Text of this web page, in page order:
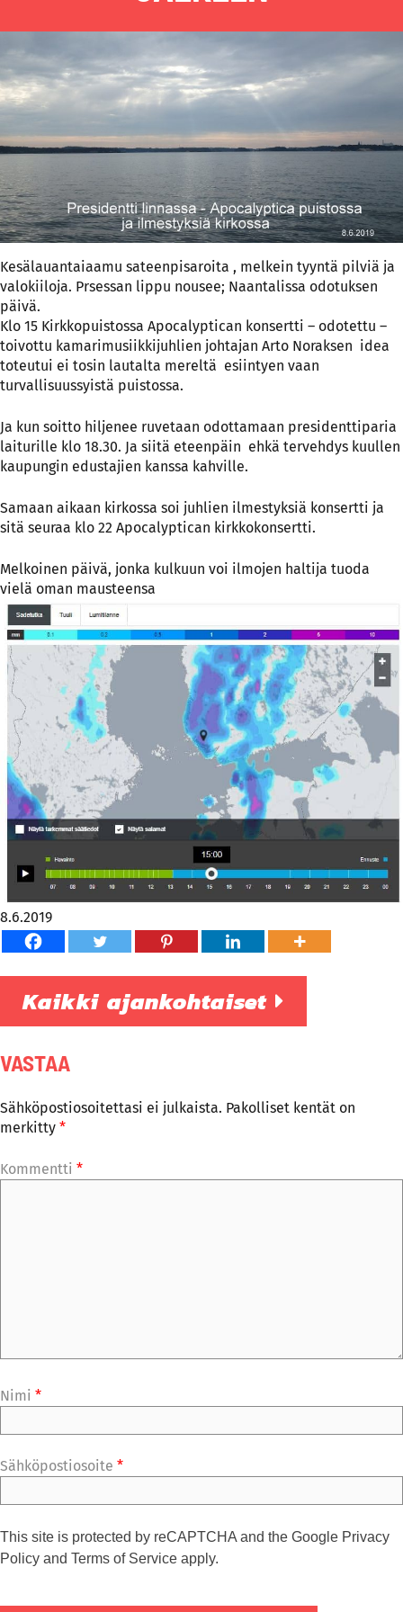
Kesälauantaiaamu sateenpisaroita , melkein tyyntä pilviä ja
valokiiloja. Prsessan lippu nousee; Naantalissa odotuksen
päivä.
Klo 15 Kirkkopuistossa Apocalyptican konsertti – odotettu –
toivottu kamarimusiikkijuhlien johtajan Arto Noraksen idea
toteutui ei tosin lautalta mereltä esiintyen vaan
turvallisuussyistä puistossa.
Ja kun soitto hiljenee ruvetaan odottamaan presidenttiparia
laiturille klo 18.30. Ja siitä eteenpäin ehkä tervehdys kuullen
kaupungin edustajien kanssa kahville.
Samaan aikaan kirkossa soi juhlien ilmestyksiä konsertti ja
sitä seuraa klo 22 Apocalyptican kirkkokonsertti.
Melkoinen päivä, jonka kulkuun voi ilmojen haltija tuoda
vielä oman mausteensa
8.6.2019
Kaikki ajankohtaiset
VASTAA
Sähköpostiosoitettasi ei julkaista. Pakolliset kentät on
merkitty *
Kommentti *
Nimi *
Sähköpostiosoite *
This site is protected by reCAPTCHA and the Google Privacy
Policy and Terms of Service apply.